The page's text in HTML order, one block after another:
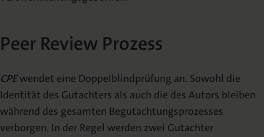
Peer Review Prozess
CPEwendet eine Doppelblindprüfung an. Sowohl die
Identität des Gutachters als auch die des Autors bleiben
während des gesamten Begutachtungsprozesses
verborgen. In der Regel werden zwei Gutachter